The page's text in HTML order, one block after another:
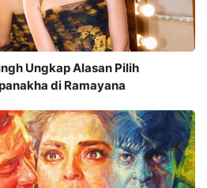
Ungkap Alasan Pilih
di Ramayana